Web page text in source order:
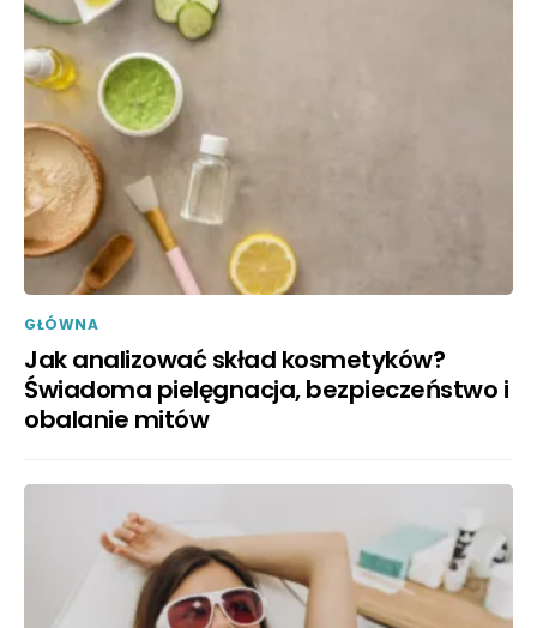
GŁÓWNA
Jak analizować skład kosmetyków?
Świadoma pielęgnacja, bezpieczeństwo i
obalanie mitów